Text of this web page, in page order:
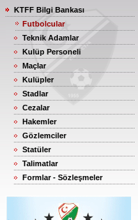
KTFF Bilgi Bankası
Futbolcular
Teknik Adamlar
Kulüp Personeli
Maçlar
Kulüpler
Stadlar
Cezalar
Hakemler
Gözlemciler
Statüler
Talimatlar
Formlar - Sözleşmeler